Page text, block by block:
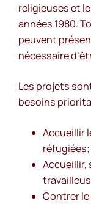
religieuses et
années 1980.
peuvent
nécessaire
Les projets
besoins
Accueillir
réfugiées;
Accueillir,
Contrer le